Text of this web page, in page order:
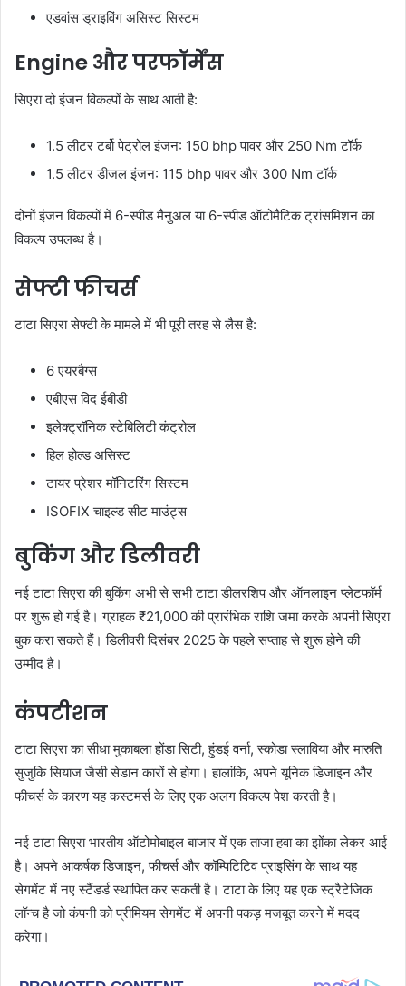
एडवांस ड्राइविंग असिस्ट सिस्टम
Engine और परफॉर्मेंस
सिएरा दो इंजन विकल्पों के साथ आती है:
1.5 लीटर टर्बो पेट्रोल इंजन: 150 bhp पावर और 250 Nm टॉर्क
1.5 लीटर डीजल इंजन: 115 bhp पावर और 300 Nm टॉर्क
दोनों इंजन विकल्पों में 6-स्पीड मैनुअल या 6-स्पीड ऑटोमैटिक ट्रांसमिशन का
विकल्प उपलब्ध है।
सेफ्टी फीचर्स
टाटा सिएरा सेफ्टी के मामले में भी पूरी तरह से लैस है:
6 एयरबैग्स
एबीएस विद ईबीडी
इलेक्ट्रॉनिक स्टेबिलिटी कंट्रोल
हिल होल्ड असिस्ट
टायर प्रेशर मॉनिटरिंग सिस्टम
ISOFIX चाइल्ड सीट माउंट्स
बुकिंग और डिलीवरी
नई टाटा सिएरा की बुकिंग अभी से सभी टाटा डीलरशिप और ऑनलाइन प्लेटफॉर्म
पर शुरू हो गई है। ग्राहक ₹21,000 की प्रारंभिक राशि जमा करके अपनी सिएरा
बुक करा सकते हैं। डिलीवरी दिसंबर 2025 के पहले सप्ताह से शुरू होने की
उम्मीद है।
कंपटीशन
टाटा सिएरा का सीधा मुकाबला होंडा सिटी, हुंडई वर्ना, स्कोडा स्लाविया और मारुति
सुजुकि सियाज जैसी सेडान कारों से होगा। हालांकि, अपने यूनिक डिजाइन और
फीचर्स के कारण यह कस्टमर्स के लिए एक अलग विकल्प पेश करती है।
नई टाटा सिएरा भारतीय ऑटोमोबाइल बाजार में एक ताजा हवा का झोंका लेकर आई
है। अपने आकर्षक डिजाइन, फीचर्स और कॉम्पिटिटिव प्राइसिंग के साथ यह
सेगमेंट में नए स्टैंडर्ड स्थापित कर सकती है। टाटा के लिए यह एक स्ट्रैटेजिक
लॉन्च है जो कंपनी को प्रीमियम सेगमेंट में अपनी पकड़ मजबूत करने में मदद
करेगा।